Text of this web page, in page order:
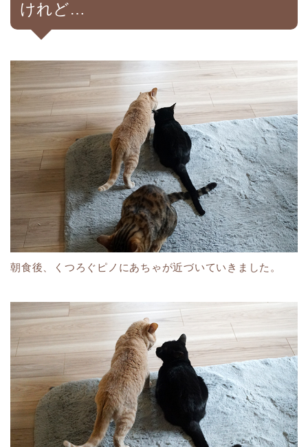
けれど…
朝食後、くつろぐピノにあちゃが近づいていきました。